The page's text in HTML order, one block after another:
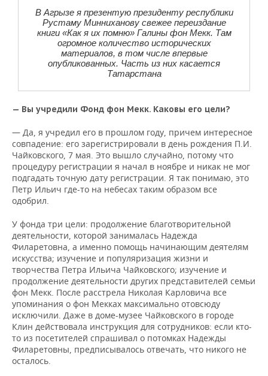
В Агрызе я презентую президенту республики
Рустаму Минниханову свежее переиздание
книги «Как я их помню» Галины фон Мекк. Там
огромное количество исторических
материалов, в том числе впервые
опубликованных. Часть из них касается
Татарстана
— Вы учредили Фонд фон Мекк. Каковы его цели?
— Да, я учредил его в прошлом году, причем интересное
совпадение: его зарегистрировали в день рождения П.И.
Чайковского, 7 мая. Это вышло случайно, потому что
процедуру регистрации я начал в ноябре и никак не мог
подгадать точную дату регистрации. Я так понимаю, это
Петр Ильич где-то на небесах таким образом все
одобрил.
У фонда три цели: продолжение благотворительной
деятельности, которой занималась Надежда
Филаретовна, а именно помощь начинающим деятелям
искусства; изучение и популяризация жизни и
творчества Петра Ильича Чайковского; изучение и
продолжение деятельности других представителей семьи
фон Мекк. После расстрела Николая Карловича все
упоминания о фон Мекках максимально отовсюду
исключили. Даже в доме-музее Чайковского в городе
Клин действовала инструкция для сотрудников: если кто-
то из посетителей спрашивал о потомках Надежды
Филаретовны, предписывалось отвечать, что никого не
осталось.